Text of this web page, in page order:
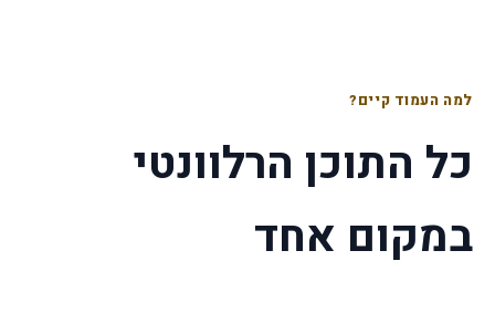
למה העמוד קיים?
כל התוכן הרלוונטי
במקום אחד